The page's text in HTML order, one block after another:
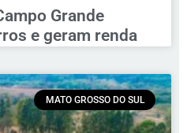
Grande
e geram renda
MATO GROSSO DO SUL